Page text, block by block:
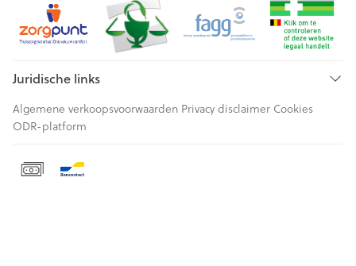
Juridische links
Algemene verkoopsvoorwaarden Privacy disclaimer Cookies
ODR-platform